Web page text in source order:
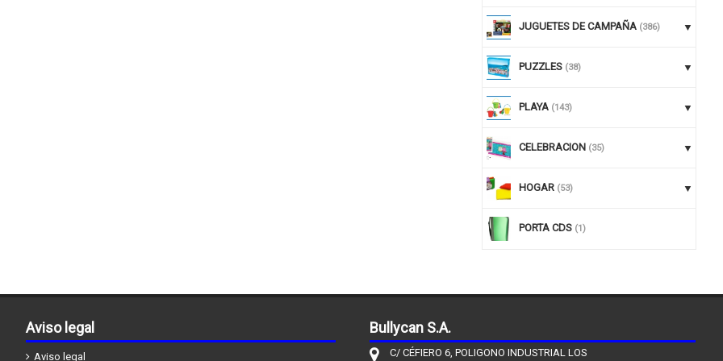
JUGUETES DE CAMPAÑA (386)
PUZZLES (38)
PLAYA (143)
CELEBRACION (35)
HOGAR (53)
PORTA CDS (1)
Aviso legal
Aviso legal
Bullycan S.A.
C/ CÉFIERO 6, POLIGONO INDUSTRIAL LOS